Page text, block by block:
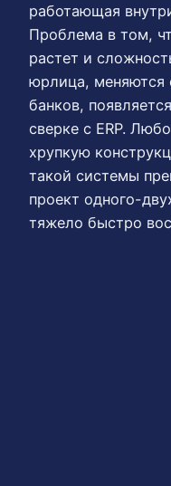
работающая
Проблема в том,
растет и
юрлица, меняются
банков,
сверке с ERP.
хрупкую
такой системы
проект одного-
тяжело быстро